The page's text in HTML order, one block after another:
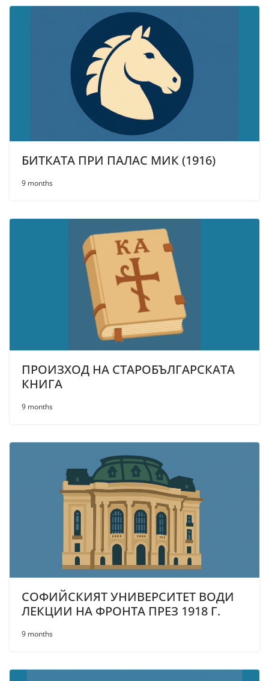
БИТКАТА ПРИ ПАЛАС МИК (1916)
9 months
ПРОИЗХОД НА СТАРОБЪЛГАРСКАТА
КНИГА
9 months
СОФИЙСКИЯТ УНИВЕРСИТЕТ ВОДИ
ЛЕКЦИИ НА ФРОНТА ПРЕЗ 1918 Г.
9 months